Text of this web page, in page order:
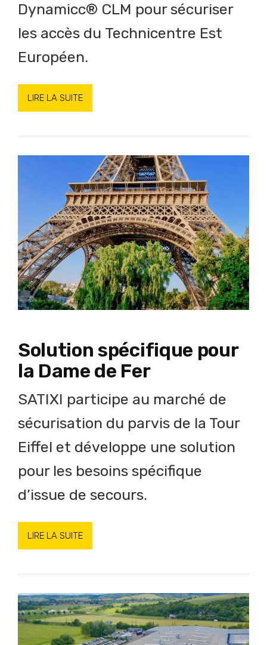
Dynamicc® CLM pour sécuriser
les accès du Technicentre Est
Européen.
LIRE LA SUITE
Solution spécifique pour
la Dame de Fer
SATIXI participe au marché de
sécurisation du parvis de la Tour
Eiffel et développe une solution
pour les besoins spécifique
d’issue de secours.
LIRE LA SUITE